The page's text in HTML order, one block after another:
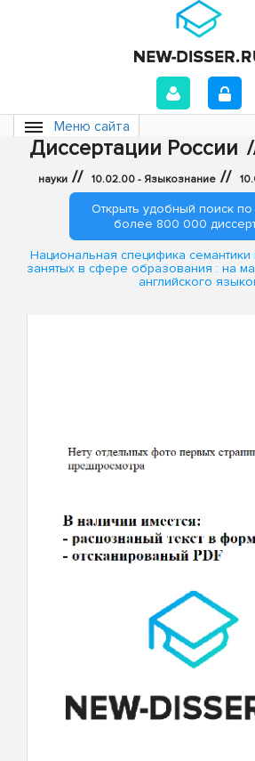
Меню сайта
Диссертации России
науки // 10.02.00 - Языкознание //
Открыть удобный поиск по
более 800 000
Национальная специфика
занятых в сфере образования : на
английского